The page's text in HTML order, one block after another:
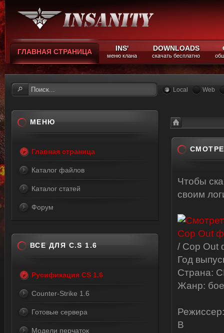
ГЛАВНАЯ СТРАНИЦА INS'
меню клана
DOWNLOADS
скачать бесплатно
Local Web
Смотреть
Чтобы
своим
/ Cop Out
Год
Страна:
Жанр:
В
МЕНЮ
Главная страница
Каталог файлов
Каталог статей
Форум
ВСЕ ДЛЯ C.S 1.6
Русификация CS 1.6
Counter-Strike 1.6
Готовые сервера
Модели перчаток